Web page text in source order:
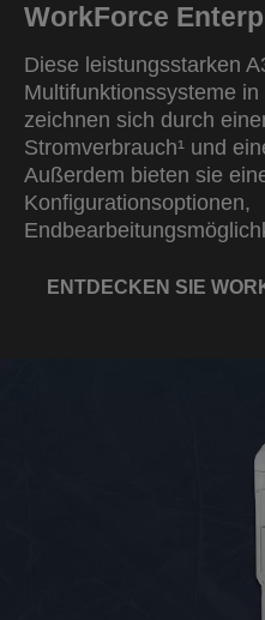
WorkForce
Diese leistungsstarken
Multifunktionssysteme
zeichnen sich durch
Stromverbrauch¹ und
Außerdem bieten sie
Konfigurationsoptionen,
ENTDECKEN SIE